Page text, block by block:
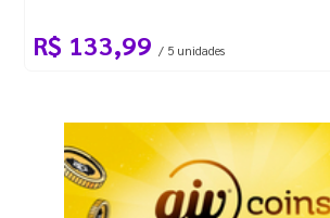
R$ 133,99 / 5 unidades